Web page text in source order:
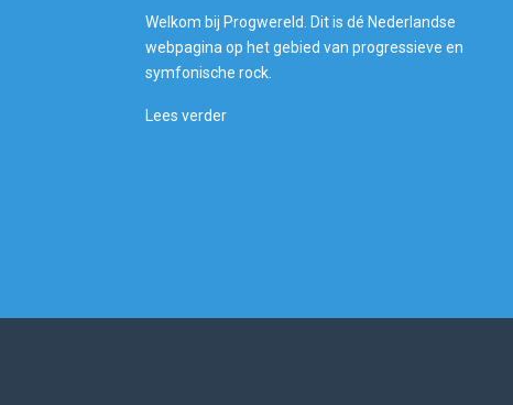
Welkom bij Progwereld. Dit is dé Nederlandse
webpagina op het gebied van progressieve en
symfonische rock.
Lees verder